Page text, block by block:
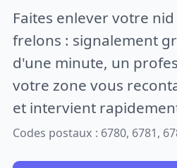
Faites enlever votre
frelons : signalement
d'une minute, un
votre zone vous
et intervient
Codes postaux : 6780, 6781,